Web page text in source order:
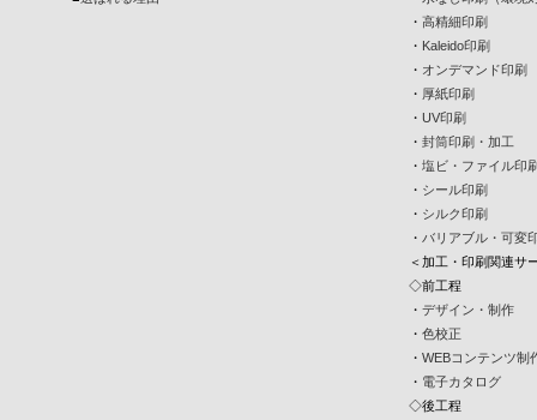
・ 高精細印刷
・ Kaleido印刷
・ オンデマンド印刷
・ 厚紙印刷
・ UV印刷
・ 封筒印刷・加工
・ 塩ビ・ファイル印
・ シール印刷
・ シルク印刷
・ バリアブル・可変
＜加工・印刷関連サ
◇前工程
・ デザイン・制作
・ 色校正
・ WEBコンテンツ制
・ 電子カタログ
◇後工程